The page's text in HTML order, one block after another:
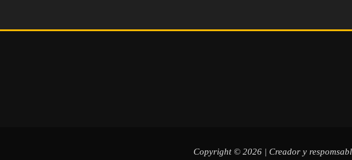
Copyright © 2026 | Creador y